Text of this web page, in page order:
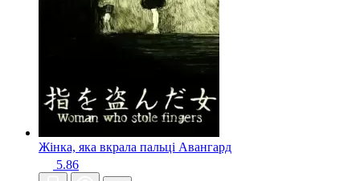
Жінка, яка вкрала пальці Авангард
5.86